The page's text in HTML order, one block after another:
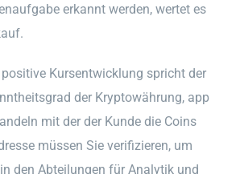
erkannt werden, wertet es
Kursentwicklung spricht der
der Kryptowährung, app
mit der der Kunde die Coins
müssen Sie verifizieren, um
den Abteilungen für Analytik und